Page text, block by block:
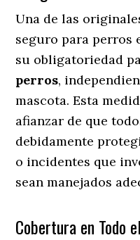
Una de las
seguro para perros
su obligatoriedad
perros,
mascota. Esta
afianzar de que
debidamente
o incidentes que
sean manejados
Cobertura en Todo